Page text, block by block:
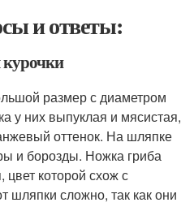
и ответы:
размер с диаметром
у них выпуклая и мясистая,
оттенок. На шляпке
и борозды. Ножка гриба
цвет которой схож с
шляпки сложно, так как они